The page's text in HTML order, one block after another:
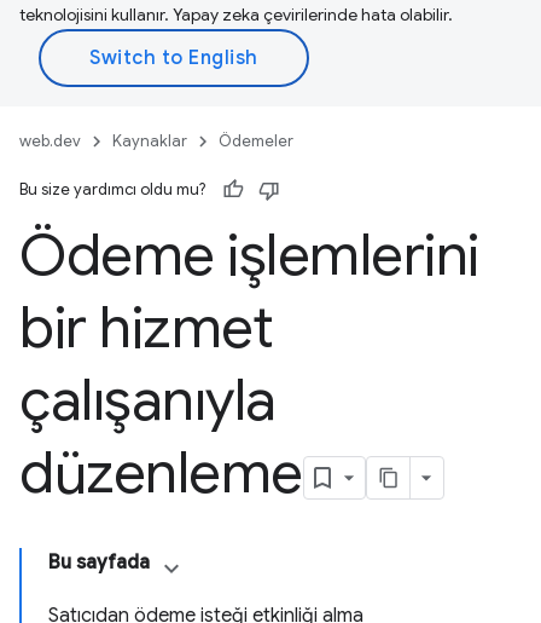
teknolojisini kullanır. Yapay zeka çevirilerinde hata olabilir.
web.dev Kaynaklar Ödemeler
Bu size yardımcı oldu mu?
Ödeme işlemlerini
bir hizmet
çalışanıyla
düzenleme
Bu sayfada
Satıcıdan ödeme isteği etkinliği alma